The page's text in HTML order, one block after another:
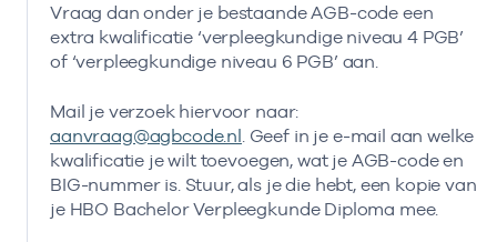
Vraag dan onder je bestaande AGB-code een
extra kwalificatie ‘verpleegkundige niveau 4 PGB’
of ‘verpleegkundige niveau 6 PGB’ aan.
Mail je verzoek hiervoor naar:
aanvraag@agbcode.nl . Geef in je e-mail aan welke
kwalificatie je wilt toevoegen, wat je AGB-code en
BIG-nummer is. Stuur, als je die hebt, een kopie van
je HBO Bachelor Verpleegkunde Diploma mee.